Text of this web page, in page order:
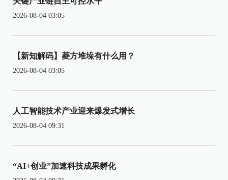
2026-08-04 03:05
【新知解码】菱方堆垛有什么用？
2026-08-04 03:05
人工智能技术产业迎来爆发式增长
2026-08-04 09:31
“AI+创业”加速科技成果孵化